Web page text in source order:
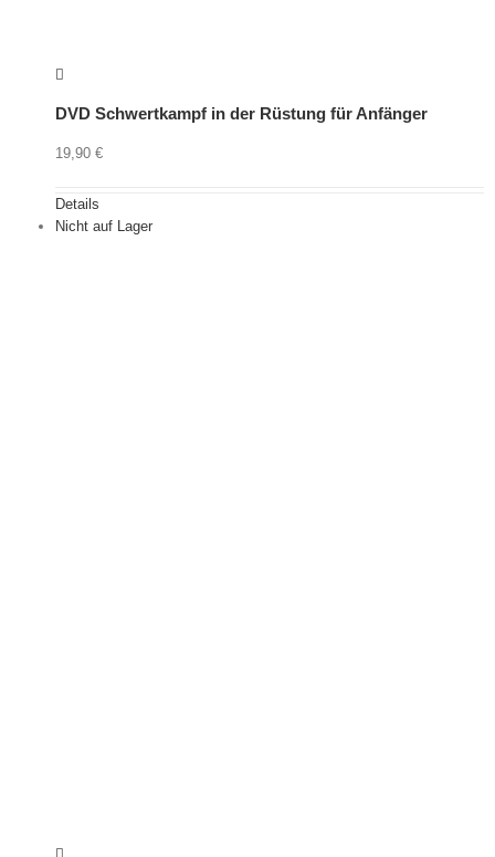
DVD Schwertkampf in der Rüstung für Anfänger
19,90 €
Details
Nicht auf Lager